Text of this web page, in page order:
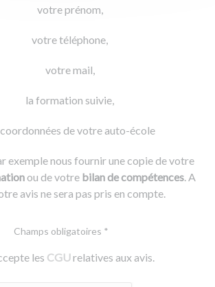
votre prénom,
votre téléphone,
votre mail,
la formation suivie,
de votre auto-école
exemple nous fournir une copie de votre
ou de votre bilan de compétences. A
avis ne sera pas pris en compte.
Champs obligatoires *
les CGUrelatives aux avis.